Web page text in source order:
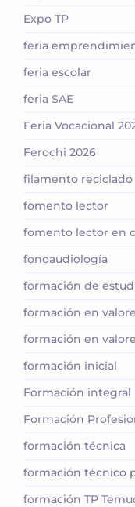
Expo TP
feria
feria escolar
feria SAE
Feria Vocacional
Ferochi 2026
filamento reciclado
fomento lector
fomento lector en
fonoaudiología
formación de
formación en
formación en
formación inicial
Formación integral
Formación
formación técnica
formación técnico
formación TP